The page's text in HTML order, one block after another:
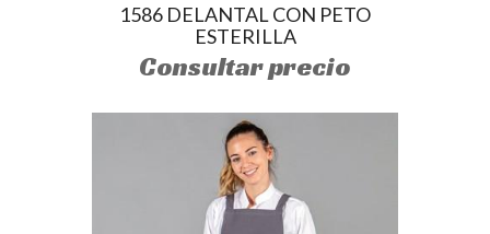
1586 DELANTAL CON PETO
ESTERILLA
Consultar precio